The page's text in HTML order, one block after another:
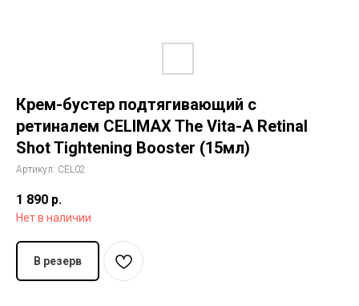
Крем-бустер подтягивающий с
ретиналем CELIMAX The Vita-A Retinal
Shot Tightening Booster (15мл)
Артикул: CEL02
1 890 р.
Нет в наличии
В резерв
Блог
Контакты